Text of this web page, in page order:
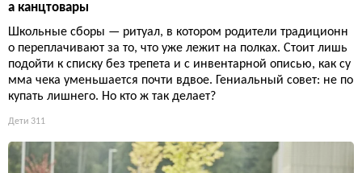
а канцтовары
Школьные сборы — ритуал, в котором родители традиционн
о переплачивают за то, что уже лежит на полках. Стоит лишь
подойти к списку без трепета и с инвентарной описью, как су
мма чека уменьшается почти вдвое. Гениальный совет: не по
купать лишнего. Но кто ж так делает?
Дети 311